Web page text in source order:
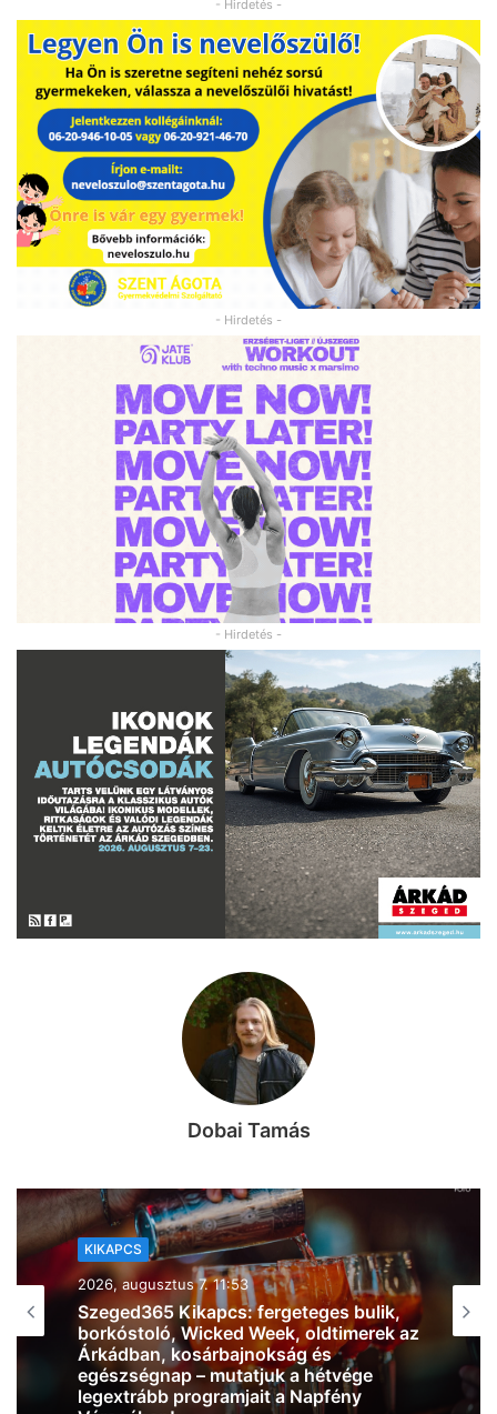
- Hirdetés -
- Hirdetés -
- Hirdetés -
Dobai Tamás
KIKAPCS
2026, augusztus 7. 11:09
Ikonok és legendák: ilyet még nem látott
Szeged, különleges autócsodák
gurultak be az Árkádba